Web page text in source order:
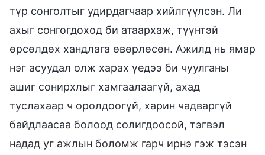
түр сонголтыг удирдагчаар хийлгүүлсэн. Ли
ахыг сонгогдоход би атаархаж, түүнтэй
өрсөлдөх хандлага өвөрлөсөн. Ажилд нь ямар
нэг асуудал олж харах үедээ би чуулганы
ашиг сонирхлыг хамгаалаагүй, ахад
туслахаар ч оролдоогүй, харин чадваргүй
байдлаасаа болоод солигдоосой, тэгвэл
надад уг ажлын боломж гарч ирнэ гэж тэсэн